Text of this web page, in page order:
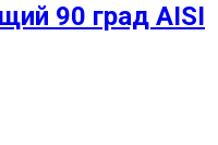
90 град AISI